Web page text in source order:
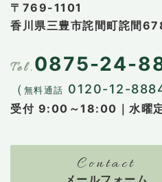
〒769-1101
香川県三豊市詫間町詫間
0875-24-
（ 無料通話 0120-12-8884
受付 9:00～18:00｜水曜